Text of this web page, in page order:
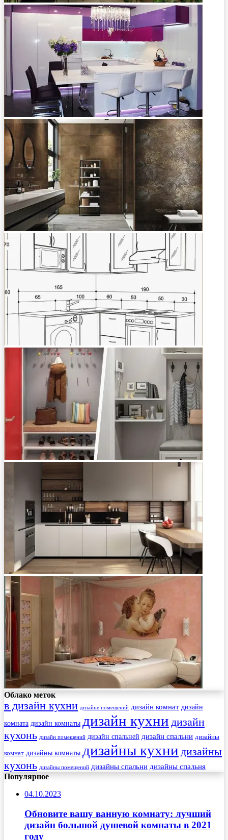
Облако меток
в дизайн кухни дизайне помещений дизайн комнат дизайн
комната дизайн комнаты дизайн кухни дизайн
кухонь дизайн помещений дизайн спальней дизайн спальни дизайны
комнат дизайны комнаты дизайны кухни дизайны
кухонь дизайны помещений дизайны спальни дизайны спальня
Популярное
04.10.2023
Обновите вашу ванную комнату: лучший
дизайн большой душевой комнаты в 2021
году